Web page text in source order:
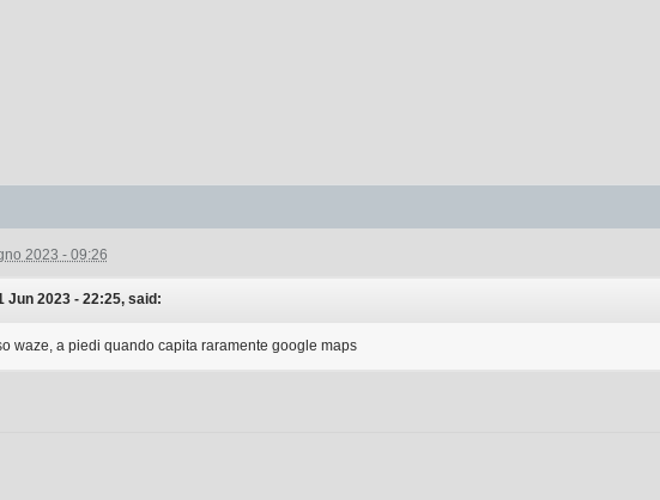
2023 - 09:26
Jun 2023 - 22:25, said:
waze, a piedi quando capita raramente google maps